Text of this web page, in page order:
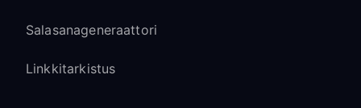
Salasanageneraattori
Linkkitarkistus